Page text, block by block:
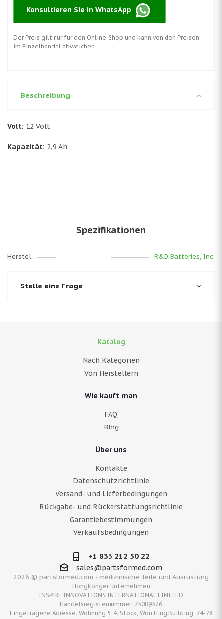
Konsultieren Sie in WhatsApp
Der Preis gilt nur für den Online-Shop und kann von den Preisen
im Einzelhandel abweichen.
Beschreibung
Volt: 12 Volt
Kapazität: 2,9 Ah
Spezifikationen
Hersteller R&D Batteries, Inc.
Stelle eine Frage
2026 © partsformed.com - medizinische Teile und Ausrüstung
Hongkonger Unternehmen
INSPIRE INNOVATIONS INTERNATIONAL LIMITED
Handelsregisternummer: 75089326
Eingetragene Adresse: Wohnung 5, 4. Stock, Won Hing Building, 74-78
Katalog
Nach Kategorien
Von Herstellern
Wie kauft man
FAQ
Blog
Über uns
Kontakte
Datenschutzrichtlinie
Versand- und Lieferbedingungen
Rückgabe- und Rückerstattungsrichtlinie
Garantiebestimmungen
Verkaufsbedingungen
+1 833 212 50 22
sales@partsformed.com